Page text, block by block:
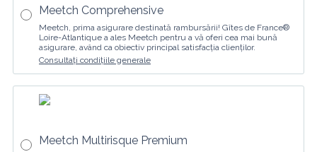
Meetch Comprehensive
Meetch, prima asigurare destinată rambursării! Gîtes de France®
Loire-Atlantique a ales Meetch pentru a vă oferi cea mai bună
asigurare, având ca obiectiv principal satisfacția clienților.
Consultați condițiile generale
Meetch Multirisque Premium